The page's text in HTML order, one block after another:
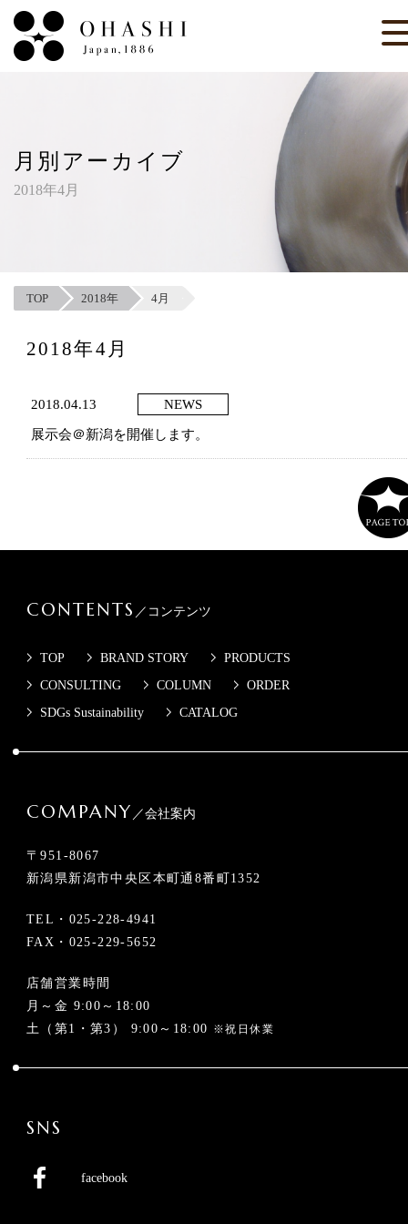
月別アーカイブ
2018年4月
TOP 2018年 4月
2018年4月
2018.04.13 NEWS
展示会＠新潟を開催します。
CONTENTS ／コンテンツ
TOP BRAND STORY
PRODUCTS
CONSULTING
COLUMN
ORDER
SDGs Sustainability
CATALOG
COMPANY ／会社案内
〒951-8067
新潟県新潟市中央区本町通8番町1352
TEL・ 025-228-4941
FAX・025-229-5652
店舗営業時間
月～金 9:00～18:00
土（第1・第3） 9:00～18:00 ※祝日休業
SNS
facebook